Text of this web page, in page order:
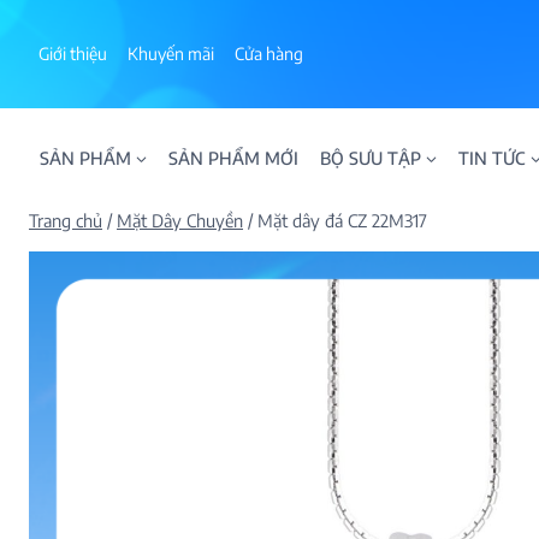
Giới thiệu Khuyến mãi Cửa hàng
SẢN PHẨM SẢN PHẨM MỚI BỘ SƯU TẬP
BST NHẪN KIM
BST NHẪN NAM
BST SWEETIES
FAMILY
TIN TỨC
Trang chủ / Mặt Dây Chuyền / Mặt dây đá CZ 22M317